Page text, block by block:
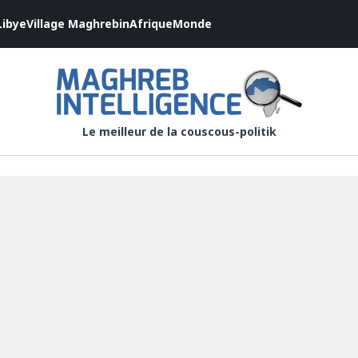
Village MaghrebinAfriqueMonde
Le meilleur de la couscous-politik